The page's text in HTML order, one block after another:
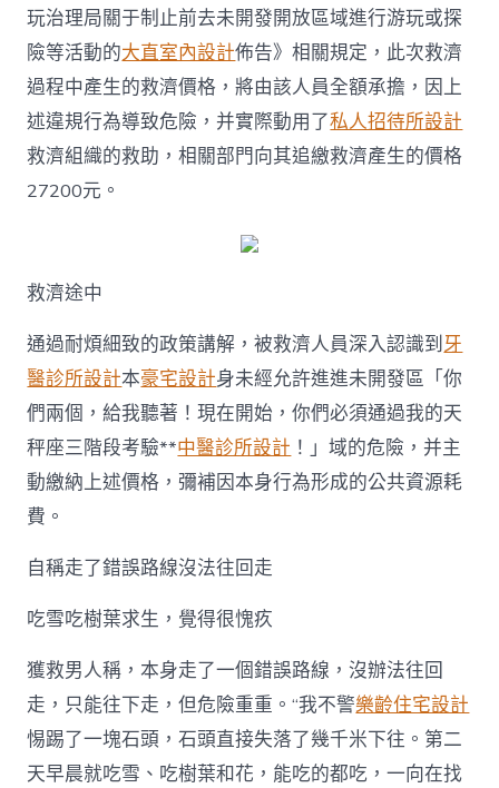
玩治理局關于制止前去未開發開放區域進行游玩或探
險等活動的大直室內設計佈告》相關規定，此次救濟
過程中產生的救濟價格，將由該人員全額承擔，因上
述違規行為導致危險，并實際動用了私人招待所設計
救濟組織的救助，相關部門向其追繳救濟產生的價格
27200元。
救濟途中
通過耐煩細致的政策講解，被救濟人員深入認識到牙
醫診所設計本豪宅設計身未經允許進進未開發區「你
們兩個，給我聽著！現在開始，你們必須通過我的天
秤座三階段考驗**中醫診所設計 ！」域的危險，并主
動繳納上述價格，彌補因本身行為形成的公共資源耗
費。
自稱走了錯誤路線沒法往回走
吃雪吃樹葉求生，覺得很愧疚
獲救男人稱，本身走了一個錯誤路線，沒辦法往回
走，只能往下走，但危險重重。“我不警樂齡住宅設計
惕踢了一塊石頭，石頭直接失落了幾千米下往。第二
天早晨就吃雪、吃樹葉和花，能吃的都吃，一向在找